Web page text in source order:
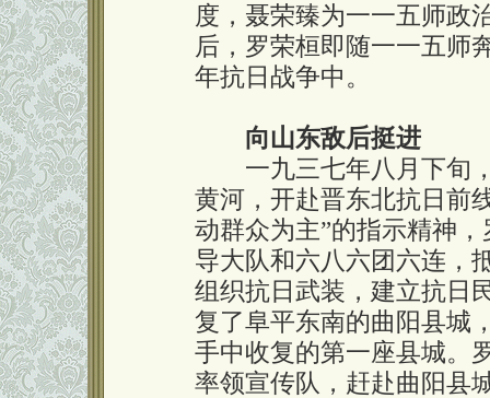
度，聂荣臻为一一五师政
后，罗荣桓即随一一五师
年抗日战争中。
向山东敌后挺进
一九三七年八月下旬，
黄河，开赴晋东北抗日前
动群众为主”的指示精神
导大队和六八六团六连，
组织抗日武装，建立抗日
复了阜平东南的曲阳县城
手中收复的第一座县城。
率领宣传队，赶赴曲阳县